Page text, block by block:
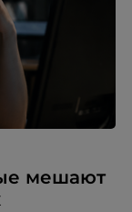
мешают